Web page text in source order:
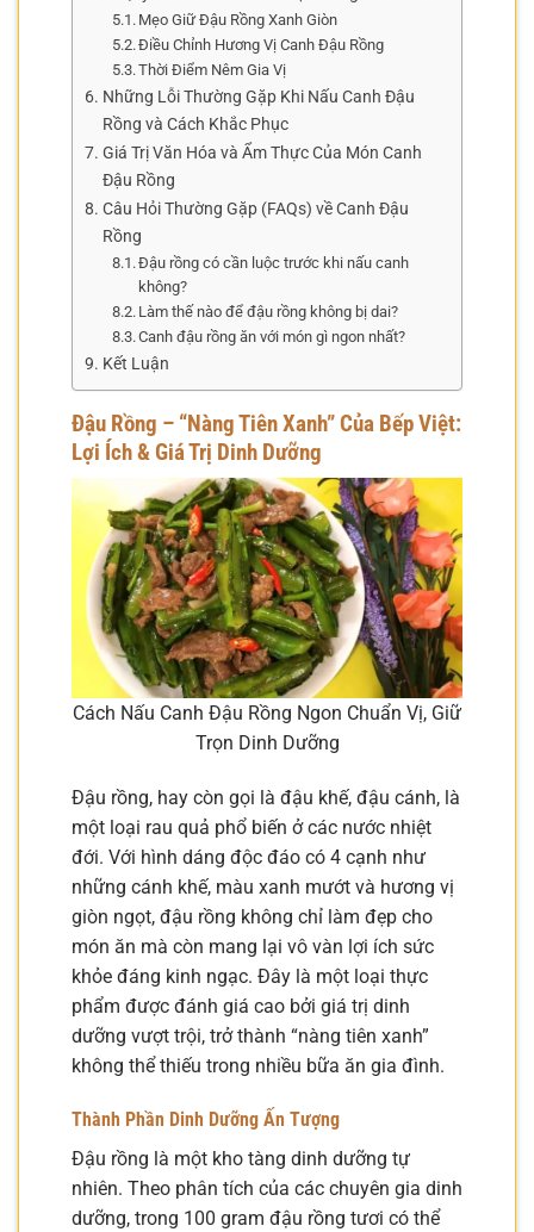
Mẹo Giữ Đậu Rồng Xanh Giòn
Điều Chỉnh Hương Vị Canh Đậu Rồng
Thời Điểm Nêm Gia Vị
Những Lỗi Thường Gặp Khi Nấu Canh Đậu
Rồng và Cách Khắc Phục
Giá Trị Văn Hóa và Ẩm Thực Của Món Canh
Đậu Rồng
Câu Hỏi Thường Gặp (FAQs) về Canh Đậu
Rồng
Đậu rồng có cần luộc trước khi nấu canh
không?
Làm thế nào để đậu rồng không bị dai?
Canh đậu rồng ăn với món gì ngon nhất?
Kết Luận
Đậu Rồng – “Nàng Tiên Xanh” Của Bếp Việt:
Lợi Ích & Giá Trị Dinh Dưỡng
Cách Nấu Canh Đậu Rồng Ngon Chuẩn Vị, Giữ
Trọn Dinh Dưỡng
Đậu rồng, hay còn gọi là đậu khế, đậu cánh, là
một loại rau quả phổ biến ở các nước nhiệt
đới. Với hình dáng độc đáo có 4 cạnh như
những cánh khế, màu xanh mướt và hương vị
giòn ngọt, đậu rồng không chỉ làm đẹp cho
món ăn mà còn mang lại vô vàn lợi ích sức
khỏe đáng kinh ngạc. Đây là một loại thực
phẩm được đánh giá cao bởi giá trị dinh
dưỡng vượt trội, trở thành “nàng tiên xanh”
không thể thiếu trong nhiều bữa ăn gia đình.
Thành Phần Dinh Dưỡng Ấn Tượng
Đậu rồng là một kho tàng dinh dưỡng tự
nhiên. Theo phân tích của các chuyên gia dinh
dưỡng, trong 100 gram đậu rồng tươi có thể